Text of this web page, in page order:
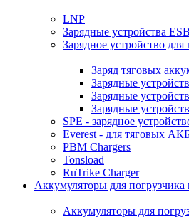
LNP
Зарядные устройства ESB
Зарядное устройство для
Заряд тяговых
Зарядные
Зарядные
Зарядные
SPE - зарядное
Everest - для тяговых
PBM Chargers
Tonsload
RuTrike Charger
Аккумуляторы для погрузчика
Аккумуляторы для